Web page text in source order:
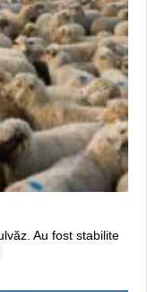
Au fost stabilite